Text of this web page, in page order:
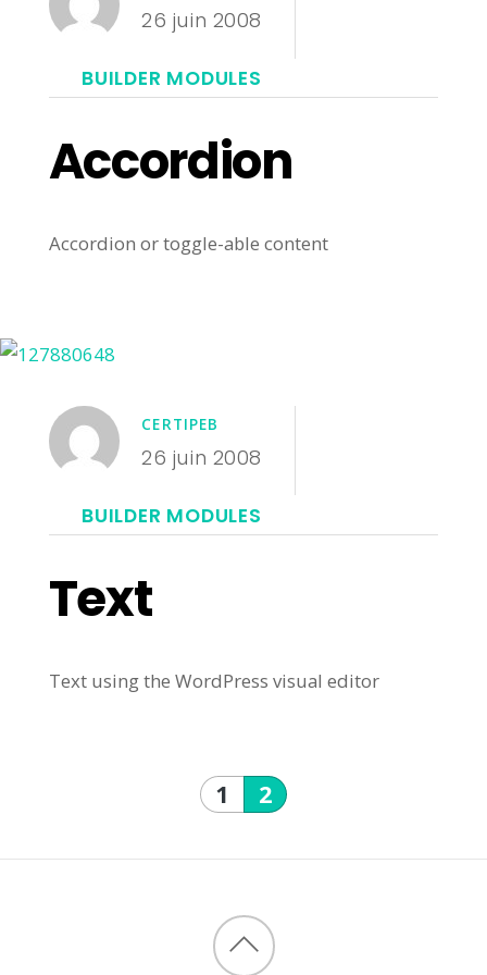
26 juin 2008
BUILDER MODULES
Accordion
Accordion or toggle-able content
CERTIPEB
26 juin 2008
BUILDER MODULES
Text
Text using the WordPress visual editor
1 2